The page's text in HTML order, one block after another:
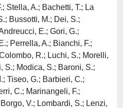
Stella, A.; Bachetti, T.; La
Bussotti, M.; Dei, S.;
E.; Gori, G.;
Perrella, A.; Bianchi, F.;
R.; Luchi, S.; Morelli,
S.; Modica, S.; Baroni, S.;
Tiseo, G.; Barbieri, C.;
C.; Marinangeli, F.;
V.; Lombardi, S.; Lenzi,